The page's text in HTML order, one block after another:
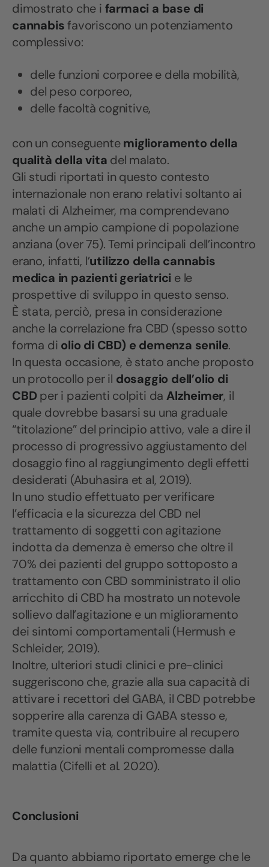
dimostrato che i farmaci a base di
cannabisfavoriscono un potenziamento
complessivo:
delle funzioni corporee e della mobilità,
del peso corporeo,
delle facoltà cognitive,
con un conseguentemiglioramento della
qualità della vita del malato.
Gli studi riportati in questo contesto
internazionale non erano relativi soltanto ai
malati di Alzheimer, ma comprendevano
anche un ampio campione di popolazione
anziana (over 75). Temi principali dell’incontro
erano, infatti, l’utilizzo della cannabis
medica in pazienti geriatrici e le
prospettive di sviluppo in questo senso.
È stata, perciò, presa in considerazione
anche la correlazione fra CBD (spesso sotto
forma di olio di CBD) e demenza senile.
In questa occasione, è stato anche proposto
un protocollo per il dosaggio dell’olio di
CBD per i pazienti colpiti daAlzheimer, il
quale dovrebbe basarsi su una graduale
“titolazione” del principio attivo, vale a dire il
processo di progressivo aggiustamento del
dosaggio fino al raggiungimento degli effetti
desiderati (Abuhasira et al, 2019).
In uno studio effettuato per verificare
l’efficacia e la sicurezza del CBD nel
trattamento di soggetti con agitazione
indotta da demenza è emerso che oltre il
70% dei pazienti del gruppo sottoposto a
trattamento con CBD somministrato il olio
arricchito di CBD ha mostrato un notevole
sollievo dall’agitazione e un miglioramento
dei sintomi comportamentali (Hermush e
Schleider, 2019).
Inoltre, ulteriori studi clinici e pre-clinici
suggeriscono che, grazie alla sua capacità di
attivare i recettori del GABA, il CBD potrebbe
sopperire alla carenza di GABA stesso e,
tramite questa via, contribuire al recupero
delle funzioni mentali compromesse dalla
malattia (Cifelli et al. 2020).
Conclusioni
Da quanto abbiamo riportato emerge che le